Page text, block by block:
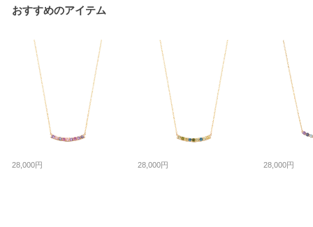
おすすめのアイテム
28,000円 28,000円 28,000円